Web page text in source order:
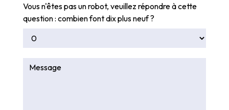
Vous n'êtes pas un robot, veuillez répondre à cette
question : combien font dix plus neuf ?